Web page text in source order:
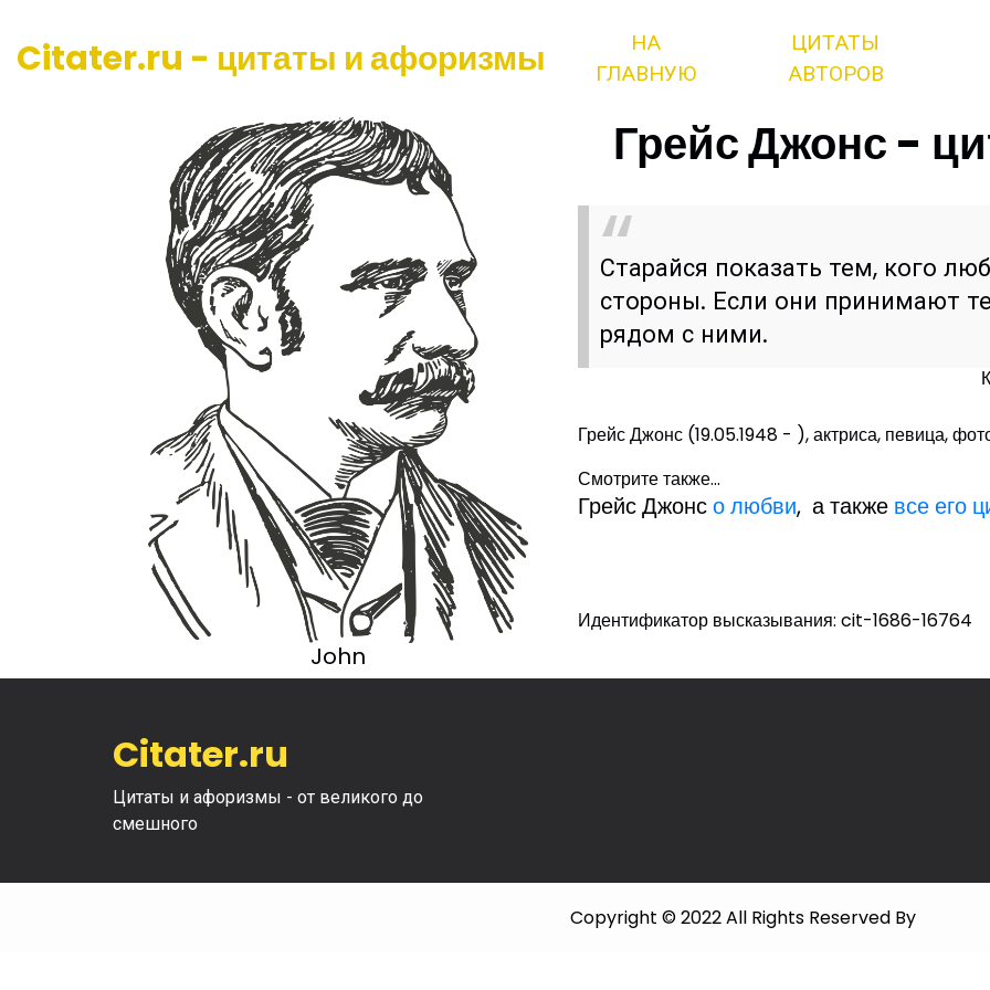
Citater.ru - цитаты и афоризмы
НА
ГЛАВНУЮ
ЦИТАТЫ
АВТОРОВ
John
Грейс Джонс -
Старайся показать тем, кого
стороны. Если они принимают
рядом с ними.
Грейс Джонс (19.05.1948 - ), актриса, певица,
Смотрите также...
Грейс Джонсо любви, а также все его
Идентификатор высказывания: cit-1686-16764
Citater.ru
Цитаты и афоризмы - от великого до
смешного
Copyright © 2022 All Rights Reserved By